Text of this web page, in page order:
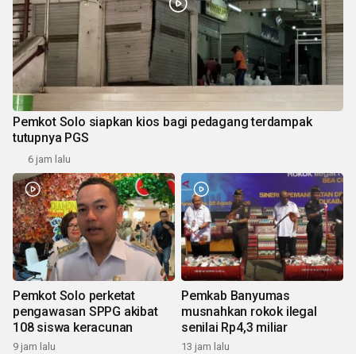
Pemkot Solo siapkan kios bagi pedagang terdampak
tutupnya PGS
6 jam lalu
Pemkot Solo perketat
pengawasan SPPG akibat
108 siswa keracunan
9 jam lalu
Pemkab Banyumas
musnahkan rokok ilegal
senilai Rp4,3 miliar
13 jam lalu